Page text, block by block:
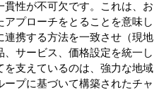
性が不可欠です。これは、お
プローチをとることを意味し
連携する方法を一致させ（現地
サービス、価格設定を統一し
を支えているのは、強力な地域
ープに基づいて構築されたチャ